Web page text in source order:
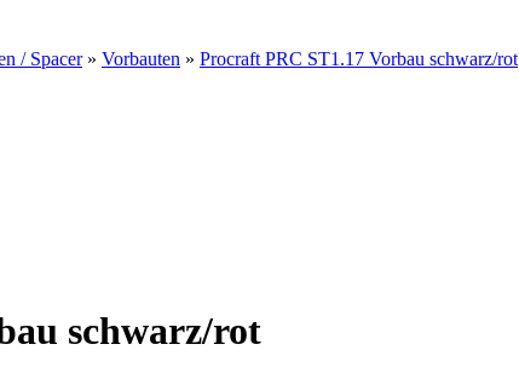
/ Spacer» Vorbauten » Procraft PRC ST1.17 Vorbau schwarz/rot
schwarz/rot